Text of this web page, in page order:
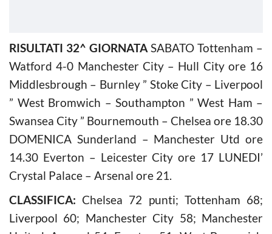
RISULTATI 32^ GIORNATA SABATO Tottenham –
Watford 4-0 Manchester City – Hull City ore 16
Middlesbrough – Burnley ” Stoke City – Liverpool
” West Bromwich – Southampton ” West Ham –
Swansea City ” Bournemouth – Chelsea ore 18.30
DOMENICA Sunderland – Manchester Utd ore
14.30 Everton – Leicester City ore 17 LUNEDI’
Crystal Palace – Arsenal ore 21.
CLASSIFICA:Chelsea 72 punti; Tottenham 68;
Liverpool 60; Manchester City 58; Manchester